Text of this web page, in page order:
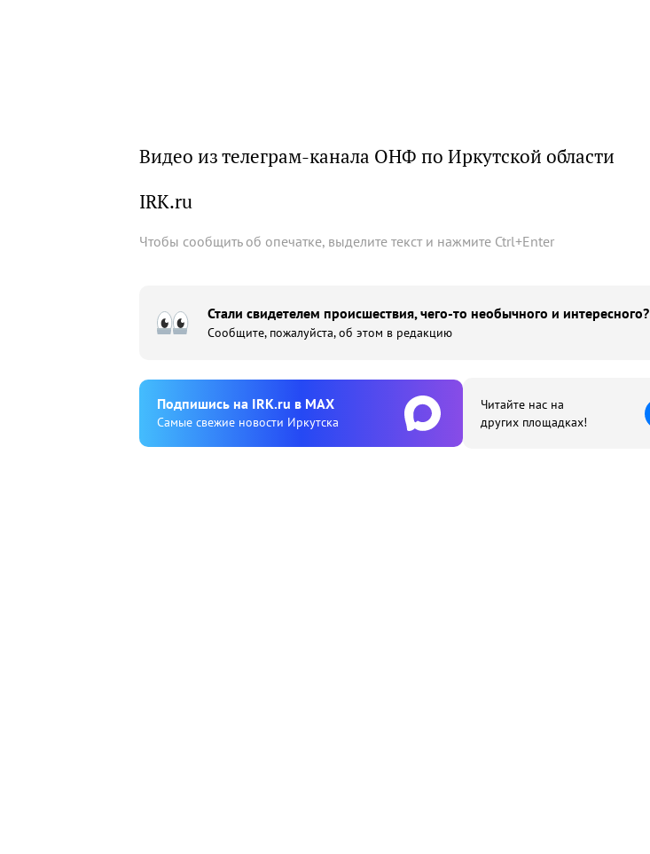
Видео из телеграм-канала ОНФ по Иркутской области
IRK.ru
Чтобы сообщить об опечатке, выделите текст и нажмите Ctrl+Enter
Стали свидетелем происшествия, чего-то необычного и интересного?
Сообщите, пожалуйста, об этом в редакцию
Подпишиcь на IRK.ru в MAX
Cамые свежие новости Иркутска
Читайте нас на
других площадках!